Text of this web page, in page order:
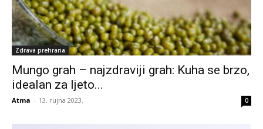
Zdrava prehrana
Mungo grah – najzdraviji grah: Kuha se brzo,
idealan za ljeto...
Atma - 13. rujna 2023. 0